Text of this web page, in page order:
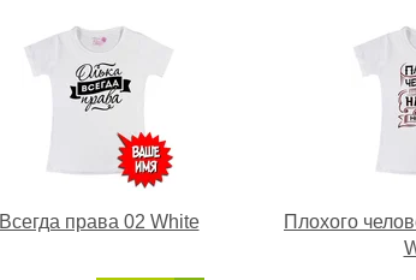
Всегда права 02 White
Плохого